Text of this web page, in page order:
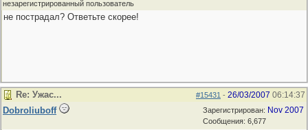
незарегистрированный пользователь
не пострадал? Ответьте скорее!
#15431 - 26/03/2007 06:14:37
Re: Ужас...
Зарегистрирован: Nov 2007
Сообщения: 6,677
Dobroliuboff